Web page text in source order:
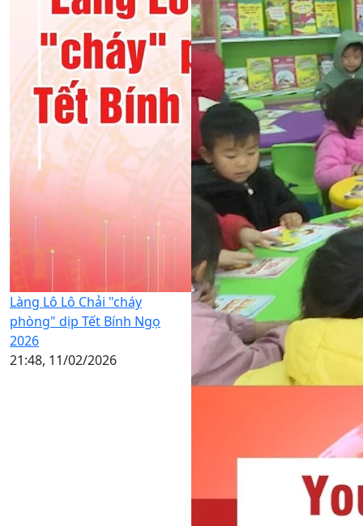
Làng Lô Lô Chải "cháy
phòng" dịp Tết Bính Ngọ
2026
21:48, 11/02/2026